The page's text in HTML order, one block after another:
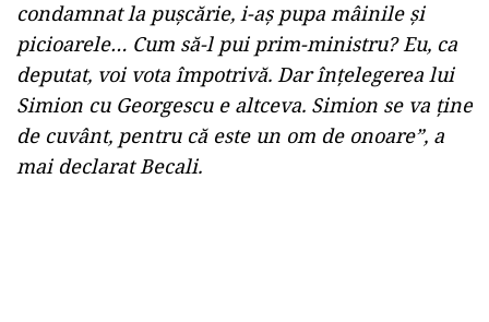
condamnat la puşcărie, i-aş pupa mâinile şi
picioarele… Cum să-l pui prim-ministru? Eu, ca
deputat, voi vota împotrivă. Dar înţelegerea lui
Simion cu Georgescu e altceva. Simion se va ţine
de cuvânt, pentru că este un om de onoare”, a
mai declarat Becali.